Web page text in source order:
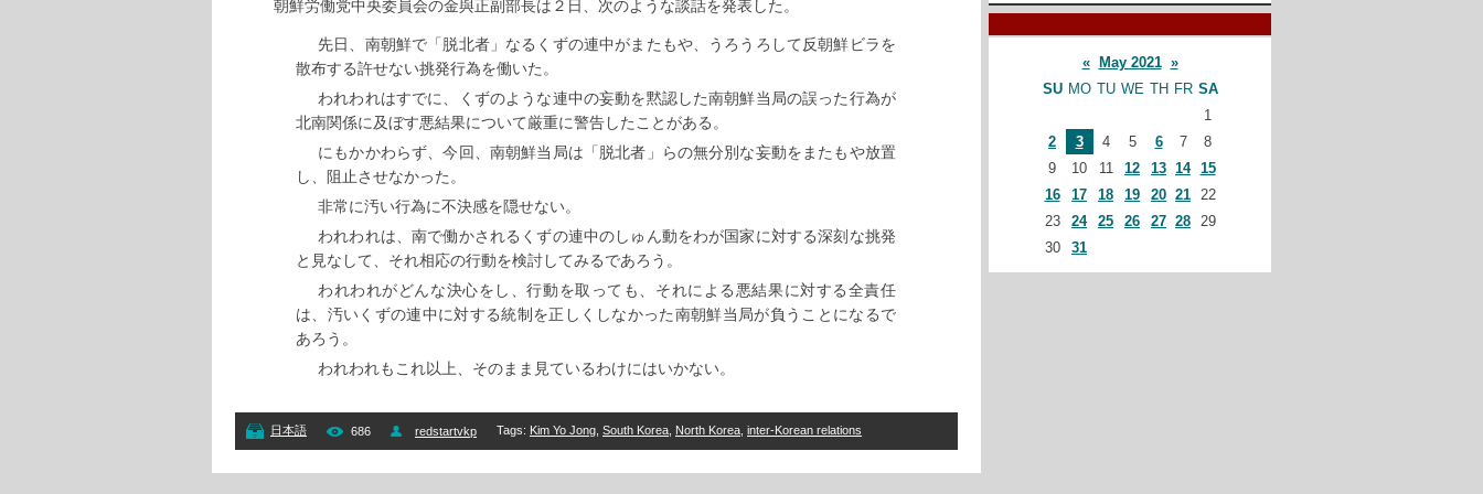
朝鮮労働党中央委員会の金與正副部長は２日、次のような談話を発表した。
先日、南朝鮮で「脱北者」なるくずの連中がまたもや、うろうろして反朝鮮ビラを
散布する許せない挑発行為を働いた。
われわれはすでに、くずのような連中の妄動を黙認した南朝鮮当局の誤った行為が
北南関係に及ぼす悪結果について厳重に警告したことがある。
にもかかわらず、今回、南朝鮮当局は「脱北者」らの無分別な妄動をまたもや放置
し、阻止させなかった。
非常に汚い行為に不決感を隠せない。
われわれは、南で働かされるくずの連中のしゅん動をわが国家に対する深刻な挑発
と見なして、それ相応の行動を検討してみるであろう。
われわれがどんな決心をし、行動を取っても、それによる悪結果に対する全責任
は、汚いくずの連中に対する統制を正しくしなかった南朝鮮当局が負うことになるで
あろう。
われわれもこれ以上、そのまま見ているわけにはいかない。
日本語 686 redstartvkp Tags: Kim Yo Jong South Korea North Korea inter-Korean relations
« May 2021 »
SU MO TU WE TH FR SA
1
2
3 4 5 6 7
8
9
10 11 12 13 14 15
16
17 18 19 20 21 22
23
24 25 26 27 28 29
30
31